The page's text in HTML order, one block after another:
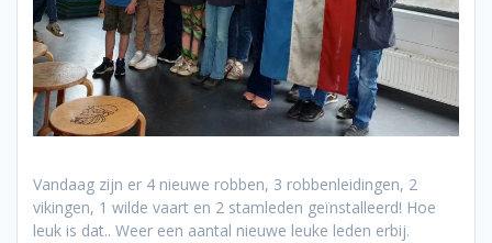
Vandaag zijn er 4 nieuwe robben, 3 robbenleidingen, 2
vikingen, 1 wilde vaart en 2 stamleden geïnstalleerd! Hoe
leuk is dat.. Weer een aantal nieuwe leuke leden erbij.